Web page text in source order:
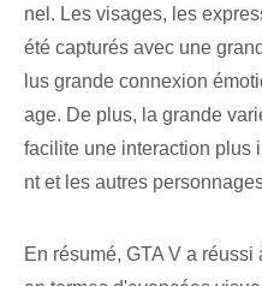
nel. Les visages, les
été capturés avec une
lus grande connexion
age. De plus, la grande
facilite une interaction plus
nt et les autres
En résumé, GTA V a